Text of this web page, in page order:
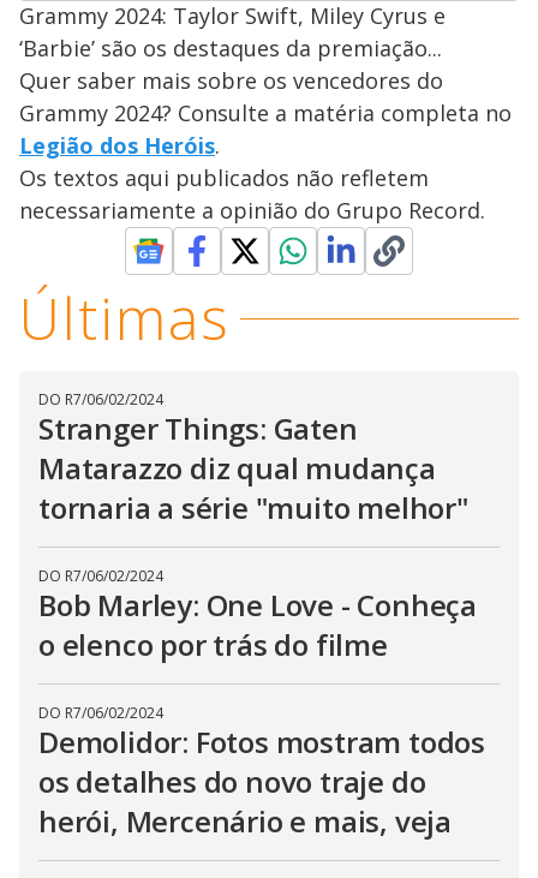
Grammy 2024: Taylor Swift, Miley Cyrus e
‘Barbie’ são os destaques da premiação...
Quer saber mais sobre os vencedores do
Grammy 2024? Consulte a matéria completa no
Legião dos Heróis.
Os textos aqui publicados não refletem
necessariamente a opinião do Grupo Record.
Últimas
DO R7/06/02/2024
Stranger Things: Gaten
Matarazzo diz qual mudança
tornaria a série "muito melhor"
DO R7/06/02/2024
Bob Marley: One Love - Conheça
o elenco por trás do filme
DO R7/06/02/2024
Demolidor: Fotos mostram todos
os detalhes do novo traje do
herói, Mercenário e mais, veja